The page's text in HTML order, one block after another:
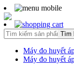
Tìm
Máy đo huyết
Máy đo huyết